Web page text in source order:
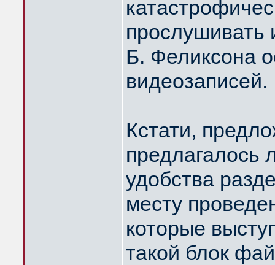
прослушивать
Б. Феликсона
видеозаписей.
Кстати,
предлагалось
удобства
месту
которые
такой блок